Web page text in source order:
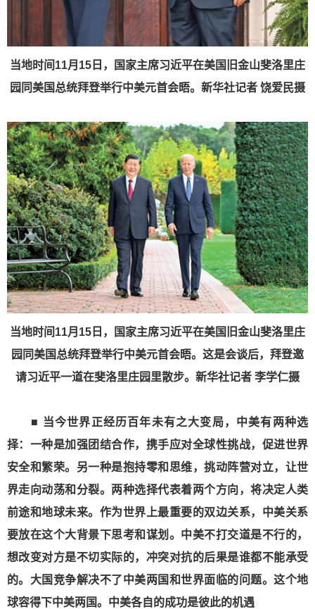
当地时间11月15日，国家主席习近平在美国旧金山斐洛里庄
园同美国总统拜登举行中美元首会晤。 新华社记者 饶爱民摄
当地时间11月15日，国家主席习近平在美国旧金山斐洛里庄
园同美国总统拜登举行中美元首会晤。这是会谈后，拜登邀
请习近平一道在斐洛里庄园里散步。 新华社记者 李学仁摄
■ 当今世界正经历百年未有之大变局，中美有两种选
择：一种是加强团结合作，携手应对全球性挑战，促进世界
安全和繁荣。另一种是抱持零和思维，挑动阵营对立，让世
界走向动荡和分裂。两种选择代表着两个方向，将决定人类
前途和地球未来。作为世界上最重要的双边关系，中美关系
要放在这个大背景下思考和谋划。中美不打交道是不行的，
想改变对方是不切实际的，冲突对抗的后果是谁都不能承受
的。大国竞争解决不了中美两国和世界面临的问题。这个地
球容得下中美两国。中美各自的成功是彼此的机遇